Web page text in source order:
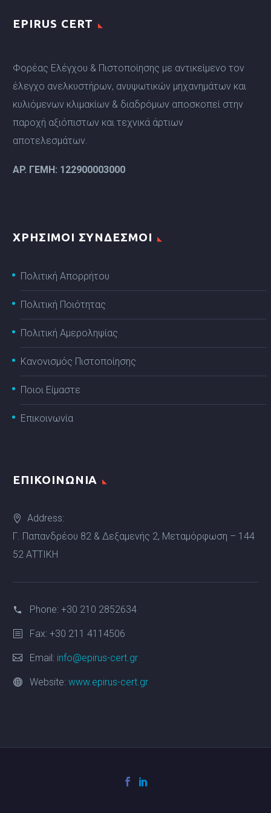
EPIRUS CERT
Φορέας Ελέγχου & Πιστοποίησης με αντικείμενο τον
έλεγχο ανελκυστήρων, ανυψωτικών μηχανημάτων και
κυλιόμενων κλιμακίων & διαδρόμων αποσκοπεί στην
παροχή αξιόπιστων και τεχνικά άρτιων
αποτελεσμάτων.
ΑP. ΓΕΜΗ: 122900003000
ΧΡΗΣΙΜΟΙ ΣΥΝΔΕΣΜΟΙ
Πολιτική Απορρήτου
Πολιτική Ποιότητας
Πολιτική Αμεροληψίας
Κανονισμός Πιστοποίησης
Ποιοι Είμαστε
Επικοινωνία
ΕΠΙΚΟΙΝΩΝΙΑ
Address:
Γ. Παπανδρέου 82 & Δεξαμενής 2, Μεταμόρφωση – 144
52 ΑΤΤΙΚΗ
Phone: +30 210 2852634
Fax: +30 211 4114506
Email: info@epirus-cert.gr
Website: www.epirus-cert.gr